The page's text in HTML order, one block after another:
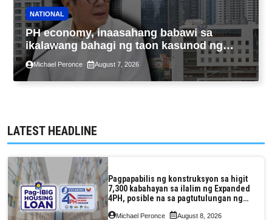
NATIONAL
PH economy, inaasahang babawi sa
ikalawang bahagi ng taon kasunod ng
2.3% GDP dulot ng Middle East war,
pagkaantala ng public construction
Michael Peronce August 7, 2026
LATEST HEADLINE
Pagpapabilis ng konstruksyon sa higit
7,300 kabahayan sa ilalim ng Expanded
4PH, posible na sa pagtutulungan ng
Pag-IBIG at P.A. Alvarez
Michael Peronce August 8, 2026